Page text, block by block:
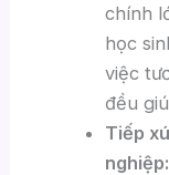
chính
học
việc
đều
Tiếp
nghiệp: